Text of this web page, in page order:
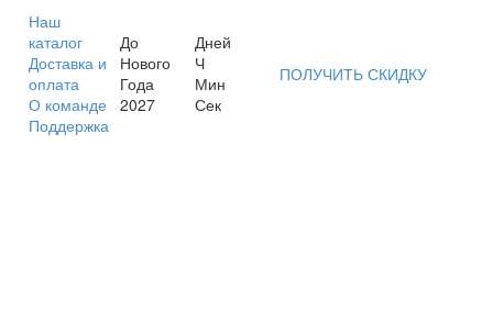
Наш
каталог
Доставка и
оплата
О команде
Поддержка
До
Нового
Года
2027
Дней
Ч
Мин
Сек
ПОЛУЧИТЬ СКИДКУ